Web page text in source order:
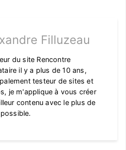
Filluzeau
du site Rencontre
il y a plus de 10 ans,
testeur de sites et
je m'applique à vous créer
contenu avec le plus de